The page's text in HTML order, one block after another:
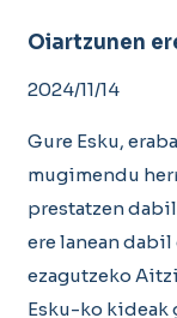
Oiartzunen
2024/11/14
Gure Esku,
mugimendu
prestatzen dabil
ere lanean
ezagutzeko
Esku-ko